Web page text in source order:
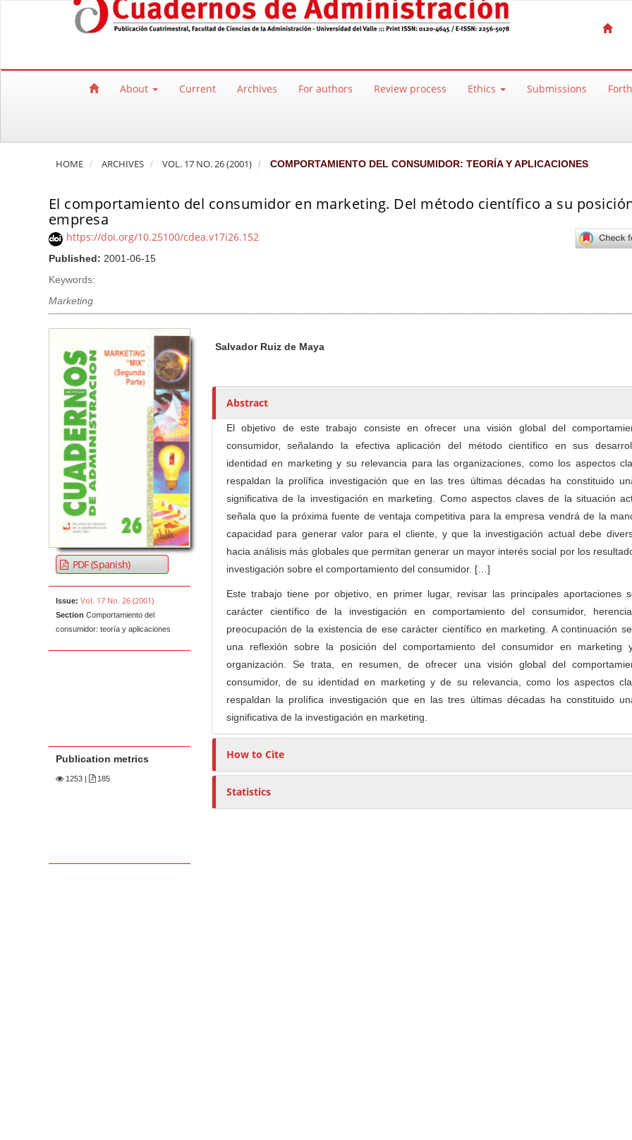
Quick jump to page content
Main Navigation
About Current Archives For authors Review process Ethics Submissions
HOME ARCHIVES VOL. 17 NO. 26 (2001) COMPORTAMIENTO DEL CONSUMIDOR: TEORÍA Y APLICACIONES
El comportamiento del consumidor en marketing. Del método científico a su
empresa
https://doi.org/10.25100/cdea.v17i26.152
Published: 2001-06-15
Keywords:
Marketing
PDF (Spanish)
Issue: Vol. 17 No. 26 (2001)
Section Comportamiento del
consumidor: teoría y aplicaciones
Publication metrics
1253| 185
u
h
r
Salvador Ruiz de Maya
Abstract
El objetivo de este trabajo consiste en ofrecer una visión global del
consumidor, señalando la efectiva aplicación del método científico en sus
identidad en marketing y su relevancia para las organizaciones, como los aspectos
respaldan la prolífica investigación que en las tres últimas décadas ha constituido
significativa de la investigación en marketing. Como aspectos claves de la situación
señala que la próxima fuente de ventaja competitiva para la empresa vendrá de la
capacidad para generar valor para el cliente, y que la investigación actual debe
hacia análisis más globales que permitan generar un mayor interés social por los
investigación sobre el comportamiento del consumidor. […]
Este trabajo tiene por objetivo, en primer lugar, revisar las principales aportaciones
carácter científico de la investigación en comportamiento del consumidor,
preocupación de la existencia de ese carácter científico en marketing. A continuación
una reflexión sobre la posición del comportamiento del consumidor en marketing
organización. Se trata, en resumen, de ofrecer una visión global del
consumidor, de su identidad en marketing y de su relevancia, como los aspectos
respaldan la prolífica investigación que en las tres últimas décadas ha constituido
significativa de la investigación en marketing.
How to Cite
Statistics